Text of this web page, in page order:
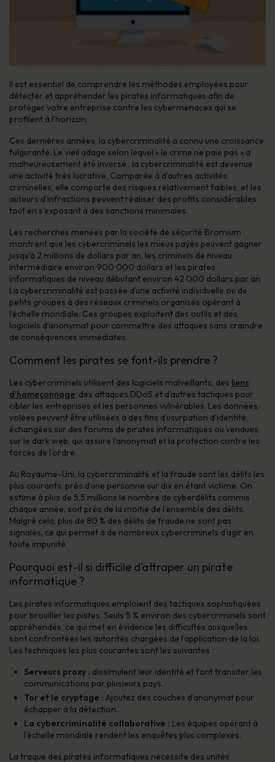
Il est essentiel de comprendre les méthodes employées pour
détecter et appréhender les pirates informatiques afin de
protéger votre entreprise contre les cybermenaces qui se
profilent à l’horizon.
Ces dernières années, la cybercriminalité a connu une croissance
fulgurante. Le vieil adage selon lequel « le crime ne paie pas » a
malheureusement été inversé : la cybercriminalité est devenue
une activité très lucrative. Comparée à d’autres activités
criminelles, elle comporte des risques relativement faibles, et les
auteurs d’infractions peuvent réaliser des profits considérables
tout en s’exposant à des sanctions minimales.
Les recherches menées par la société de sécurité Bromium
montrent que les cybercriminels les mieux payés peuvent gagner
jusqu’à 2 millions de dollars par an, les criminels de niveau
intermédiaire environ 900 000 dollars et les pirates
informatiques de niveau débutant environ 42 000 dollars par an.
La cybercriminalité est passée d’une activité individuelle ou de
petits groupes à des réseaux criminels organisés opérant à
l’échelle mondiale. Ces groupes exploitent des outils et des
logiciels d’anonymat pour commettre des attaques sans craindre
de conséquences immédiates.
Comment les pirates se font-ils prendre ?
Les cybercriminels utilisent des logiciels malveillants, des liens
d’hameçonnage, des attaques DDoS et d’autres tactiques pour
cibler les entreprises et les personnes vulnérables. Les données
volées peuvent être utilisées à des fins d’usurpation d’identité,
échangées sur des forums de pirates informatiques ou vendues
sur le dark web, qui assure l’anonymat et la protection contre les
forces de l’ordre.
Au Royaume-Uni, la cybercriminalité et la fraude sont les délits les
plus courants, près d’une personne sur dix en étant victime. On
estime à plus de 5,5 millions le nombre de cyberdélits commis
chaque année, soit près de la moitié de l’ensemble des délits.
Malgré cela, plus de 80 % des délits de fraude ne sont pas
signalés, ce qui permet à de nombreux cybercriminels d’agir en
toute impunité.
Pourquoi est-il si difficile d’attraper un pirate
informatique ?
Les pirates informatiques emploient des tactiques sophistiquées
pour brouiller les pistes. Seuls 5 % environ des cybercriminels sont
appréhendés, ce qui met en évidence les difficultés auxquelles
sont confrontées les autorités chargées de l’application de la loi.
Les techniques les plus courantes sont les suivantes :
Serveurs proxy : dissimulent leur identité et font transiter les
communications par plusieurs pays.
Tor et le cryptage : Ajoutez des couches d’anonymat pour
échapper à la détection.
La cybercriminalité collaborative : Les équipes opérant à
l’échelle mondiale rendent les enquêtes plus complexes.
La traque des pirates informatiques nécessite des unités